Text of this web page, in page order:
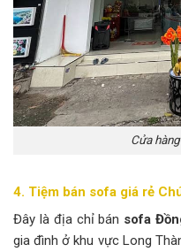
Cửa
4. Tiệm bán sofa giá rẻ
Đây là địa chỉ bán sofa
gia đình ở khu vực Long